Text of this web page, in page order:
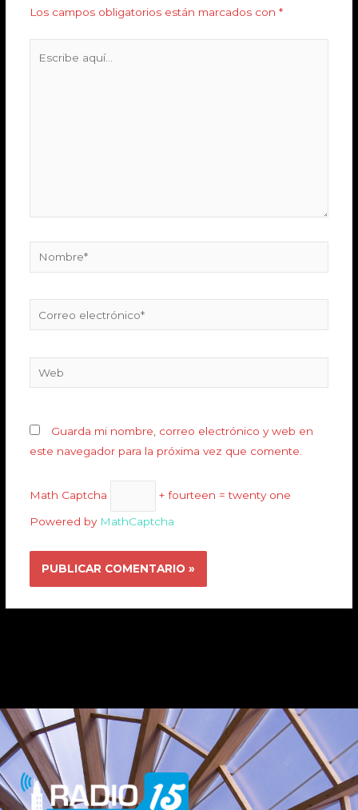
Los campos obligatorios están marcados con *
Guarda mi nombre, correo electrónico y web en
este navegador para la próxima vez que comente.
Math Captcha + fourteen = twenty one
Powered by MathCaptcha